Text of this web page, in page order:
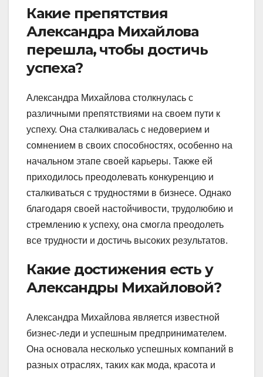
Какие препятствия
Александра Михайлова
перешла, чтобы достичь
успеха?
Александра Михайлова столкнулась с
различными препятствиями на своем пути к
успеху. Она сталкивалась с недоверием и
сомнением в своих способностях, особенно на
начальном этапе своей карьеры. Также ей
приходилось преодолевать конкуренцию и
сталкиваться с трудностями в бизнесе. Однако
благодаря своей настойчивости, трудолюбию и
стремлению к успеху, она смогла преодолеть
все трудности и достичь высоких результатов.
Какие достижения есть у
Александры Михайловой?
Александра Михайлова является известной
бизнес-леди и успешным предпринимателем.
Она основала несколько успешных компаний в
разных отраслях, таких как мода, красота и